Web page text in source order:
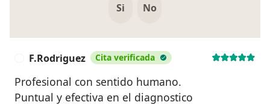
Si No
F.Rodriguez Cita verificada
Profesional con sentido humano.
Puntual y efectiva en el diagnostico